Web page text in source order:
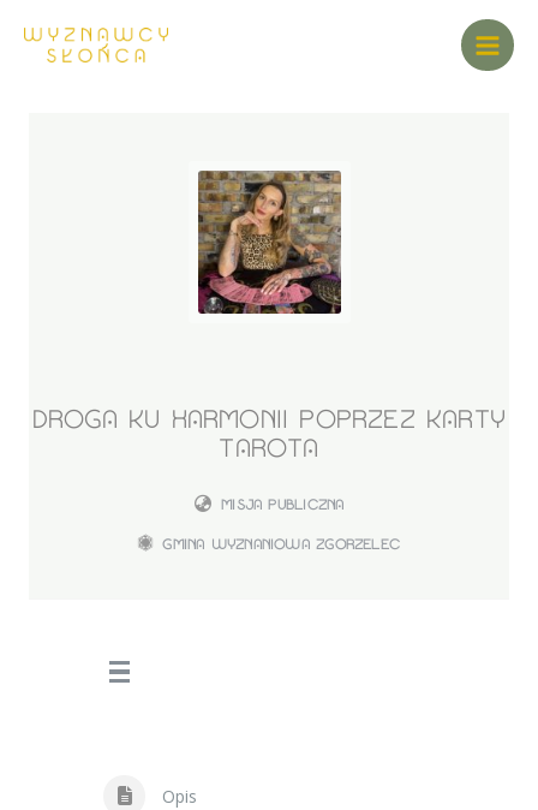
DROGA KU HARMONII POPRZEZ KARTY
TAROTA
MISJA PUBLICZNA
GMINA WYZNANIOWA ZGORZELEC
Opis